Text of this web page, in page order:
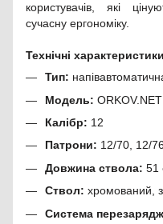
користувачів, які
сучасну ергономіку.
Технічні
Тип:
Модель:
Калібр: 12
Патрони: 12/70, 12/
Довжина ствола: 51
Ствол: хромований,
Система